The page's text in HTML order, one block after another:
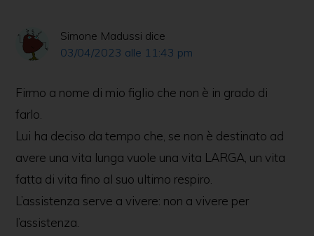
Simone Madussi dice
03/04/2023 alle 11:43 pm
Firmo a nome di mio figlio che non è in grado di
farlo.
Lui ha deciso da tempo che, se non è destinato ad
avere una vita lunga vuole una vita LARGA, un vita
fatta di vita fino al suo ultimo respiro.
L’assistenza serve a vivere: non a vivere per
l’assistenza.